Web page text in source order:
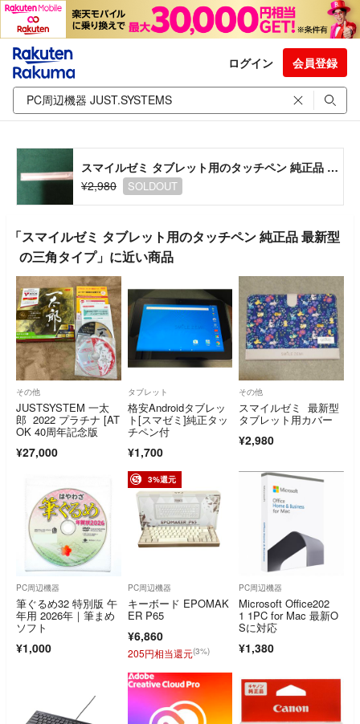
ログイン 会員登録
スマイルゼミ タブレット用のタッチペン 純正品 最新型の三角タイプ
¥2,980
SOLDOUT
「スマイルゼミ タブレット用のタッチペン 純正品 最新型
の三角タイプ」に近い商品
その他
JUSTSYSTEM 一太
郎 2022 プラチナ [AT
OK 40周年記念版
¥27,000
タブレット
格安Androidタブレッ
ト[スマゼミ]純正タッ
チペン付
¥1,700
その他
スマイルゼミ 最新型
タブレット用カバー
¥2,980
PC周辺機器
筆ぐるめ32 特別版 午
年用 2026年｜筆まめ
ソフト
¥1,000
3%還元
PC周辺機器
キーボード EPOMAK
ER P65
¥6,860
205円相当還元(3%)
PC周辺機器
Microsoft Office202
1 1PC for Mac 最新O
Sに対応
¥1,380